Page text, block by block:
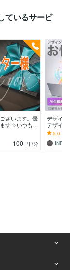
ているサービ
ざいます。優
す ✨いつも笑
私の笑顔をお
100 円 /分
デザイ
デザイ
頼等何
5.0